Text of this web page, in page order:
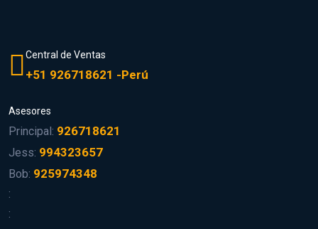
Central de Ventas
+51 926718621 -Perú
Asesores
Principal: 926718621
Jess: 994323657
Bob: 925974348
:
: